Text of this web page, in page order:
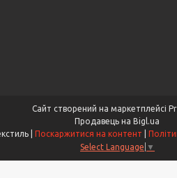
Сайт створений на маркетплейсі
Продавець на Bigl.ua
Поскаржитися на контент
Select Language ▼